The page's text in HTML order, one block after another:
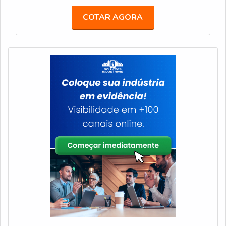
FR600 Speciale e refil filtro carbon block.Tudo isso
por ser em uma empresa comprometida com seus
serviços e em uma empresa responsável, conquistas
hoje conta com escritório de alta qualidade onde são
realizadas as atividades e biblioteca técnica de
apoio. Tudo isso, somado a uma equipe
multidisciplinar de consultores associados e
profissionais com vasta experiência na área de
atuação, fecha todo o ciclo de entrega com
excelência para toda a carteira de clientes.
cliente conseguirá precisão com soluções para quem
busca a melhor qualidade para a sua água.MAIS
DETALHES SOBRE PURIFICADOR DE ÁGUA
COM COMPRESSOR 220VA Veneza Filtros
centraliza sua estratégia em oferecer aos parceiros
uma estrutura com escritório de alta qualidade onde
são realizadas as atividades e sala de treinamento
com materiais sofisticados, tudo para se certificar
que se tenha purificador de água com compressor
eficientes de demonstrar competência e excelência
em sua área de atuação. A Veneza Filtros se mostra
referência por ter: Soluções para quem busca a
melhor qualidade para a sua água;
Comprometimento com os resultados dos clientes;
Atendimento de forma personalizada para cada
cliente.Sem trocar o foco sobre purificador de água
COTAR AGORA